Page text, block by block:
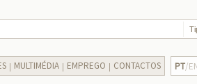
MULTIMÉDIA EMPREGO CONTACTOS PT/